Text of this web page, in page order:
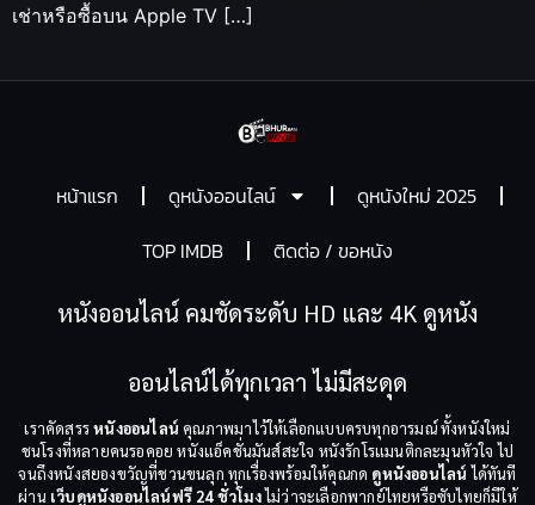
เช่าหรือซื้อบน Apple TV […]
หน้าแรก ดูหนังออนไลน์
ดูหนังใหม่ 2025
TOP IMDB
ติดต่อ / ขอหนัง
หนังออนไลน์ คมชัดระดับ HD และ 4K ดูหนัง
ออนไลน์ได้ทุกเวลา ไม่มีสะดุด
เราคัดสรรหนังออนไลน์ คุณภาพมาไว้ให้เลือกแบบครบทุกอารมณ์ ทั้งหนังใหม่
ชนโรงที่หลายคนรอคอย หนังแอ็คชั่นมันส์สะใจ หนังรักโรแมนติกละมุนหัวใจ ไป
จนถึงหนังสยองขวัญที่ชวนขนลุก ทุกเรื่องพร้อมให้คุณกด ดูหนังออนไลน์ ได้ทันที
ผ่าน เว็บดูหนังออนไลน์ฟรี 24 ชั่วโมงไม่ว่าจะเลือกพากย์ไทยหรือซับไทยก็มีให้